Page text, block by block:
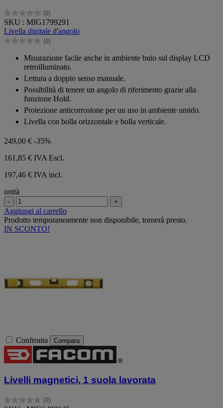
(0)
0.0
su
5
stelle.
SKU : MIG1799291
Livella digitale d'angolo
(0)
0.0
Misurazione facile anche in ambiente buio sul display LCD
retroilluminato.
Lettura a doppio senso manuale.
Possibilità di tenere un angolo di riferimento grazie alla
funzione Hold.
Protezione anticorrosione per un uso in ambiente umido.
Livella con bolla orizzontale e bolla verticale.
249,00 € -35%
161,85 € IVA Escl.
197,46 € IVA incl.
unità
- +
Aggiungi al carrello
Prodotto temporaneamente non disponibile, tornerà presto.
IN SCONTO!
Confronta Compara
Livelli magnetici, 1 suola lavorata
(0)
0.0